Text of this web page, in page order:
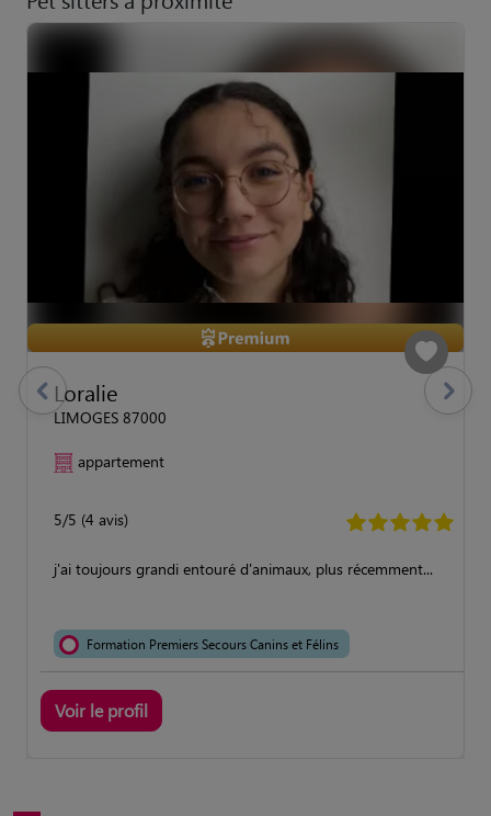
Loralie
LIMOGES 87000
appartement
5/5 (4 avis)
j'ai toujours grandi entouré d'animaux, plus récemment...
Formation Premiers Secours Canins et Félins
Voir le profil
previous Suivant